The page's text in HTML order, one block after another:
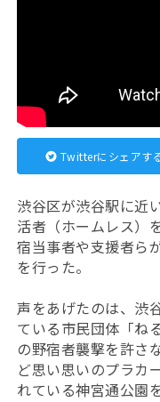
Twitterにシェアす
渋谷区が渋谷駅に近
活者（ホームレス）
宿当事者や支援者ら
を行った。
声をあげたのは、渋
ている市民団体「ね
の野宿者襲撃を許さ
ど思い思いのプラカ
れている神宮通公園